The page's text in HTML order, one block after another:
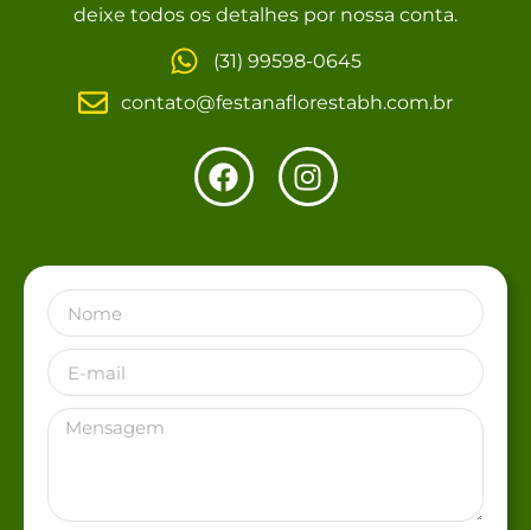
deixe todos os detalhes por nossa conta.
(31) 99598-0645
contato@festanaflorestabh.com.br